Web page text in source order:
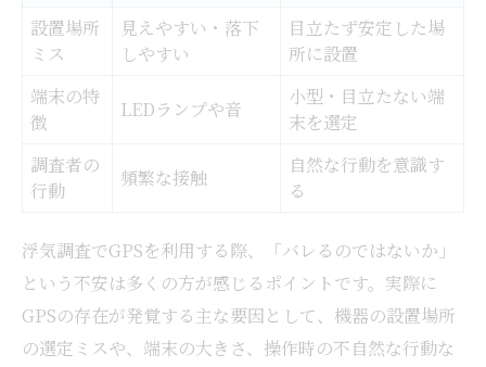
設置場所
ミス
見えやすい・落下
しやすい
目立たず安定した場
所に設置
端末の特
徴
LEDランプや音
小型・目立たない端
末を選定
調査者の
行動
頻繁な接触
自然な行動を意識す
る
浮気調査でGPSを利用する際、「バレるのではないか」
という不安は多くの方が感じるポイントです。実際に
GPSの存在が発覚する主な要因として、機器の設置場所
の選定ミスや、端末の大きさ、操作時の不自然な行動な